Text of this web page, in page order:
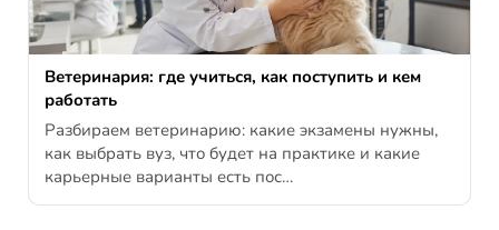
Ветеринария: где учиться, как поступить и кем
работать
Разбираем ветеринарию: какие экзамены нужны,
как выбрать вуз, что будет на практике и какие
карьерные варианты есть пос…